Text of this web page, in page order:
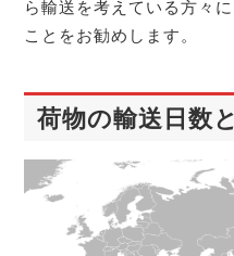
ら輸送を考えている方々
ことをお勧めします。
荷物の輸送日数